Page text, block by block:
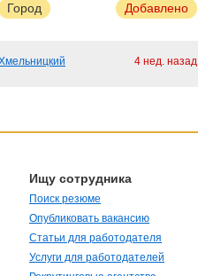
Город Добавлено
4 нед. назад
Ищу сотрудника
Поиск резюме
Опубликовать вакансию
Статьи для работодателя
Услуги для работодателей